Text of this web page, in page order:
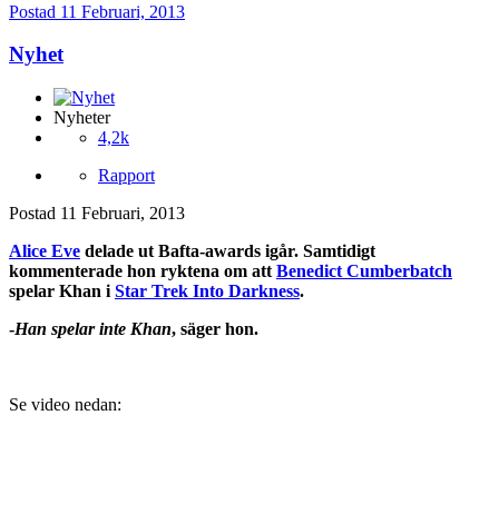
Postad 11 Februari, 2013
Nyhet
Nyheter
4,2k
Rapport
Postad 11 Februari, 2013
Alice Eve delade ut Bafta-awards igår. Samtidigt
kommenterade hon ryktena om att Benedict Cumberbatch
spelar Khan i Star Trek Into Darkness.
-Han spelar inte Khan, säger hon.
Se video nedan: